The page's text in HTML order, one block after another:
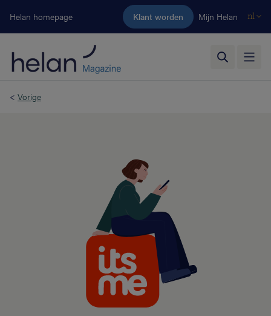
Ga naar de hoofdinhoud
Helan homepage Klant worden Mijn Helan nl
< Vorige